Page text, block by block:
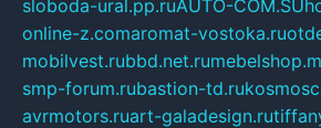
sloboda-ural.pp.ruAUTO-COM.SU
online-z.comaromat-vostoka.ru
mobilvest.rubbd.net.ru
smp-forum.rubastion-td.ru
avrmotors.ruart-galadesign.ru